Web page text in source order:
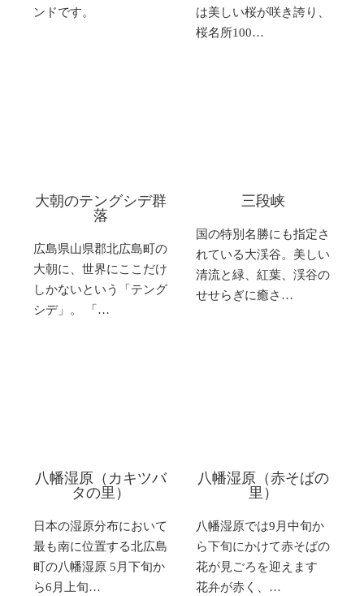
ンドです。
は美しい桜が咲き誇り、
桜名所100…
大朝のテングシデ群
落
広島県山県郡北広島町の
大朝に、世界にここだけ
しかないという「テング
シデ」。 「…
三段峡
国の特別名勝にも指定さ
れている大渓谷。美しい
清流と緑、紅葉、渓谷の
せせらぎに癒さ…
八幡湿原（カキツバ
タの里）
日本の湿原分布において
最も南に位置する北広島
町の八幡湿原 5月下旬か
ら6月上旬…
八幡湿原（赤そばの
里）
八幡湿原では9月中旬か
ら下旬にかけて赤そばの
花が見ごろを迎えます
花弁が赤く、…